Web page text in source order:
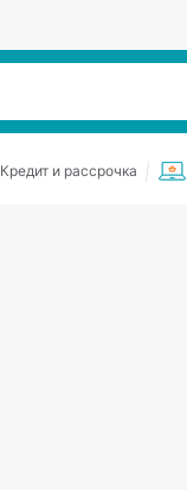
Кредит и рассрочка